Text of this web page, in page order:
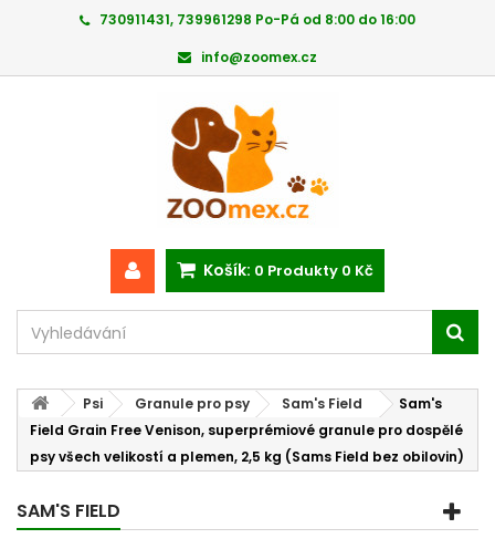
730911431, 739961298 Po-Pá od 8:00 do 16:00
info@zoomex.cz
Košík: 0 Produkty 0 Kč
Psi Granule pro psy Sam's Field
Sam's
Field Grain Free Venison, superprémiové granule pro dospělé
psy všech velikostí a plemen, 2,5 kg (Sams Field bez obilovin)
SAM'S FIELD